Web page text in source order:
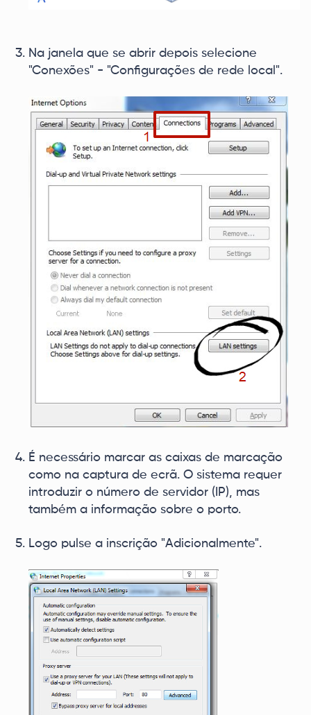
Na janela que se abrir depois selecione
"Conexões" - "Configurações de rede local".
É necessário marcar as caixas de marcação
como na captura de ecrã. O sistema requer
introduzir o número de servidor (IP), mas
também a informação sobre o porto.
Logo pulse a inscrição "Adicionalmente".